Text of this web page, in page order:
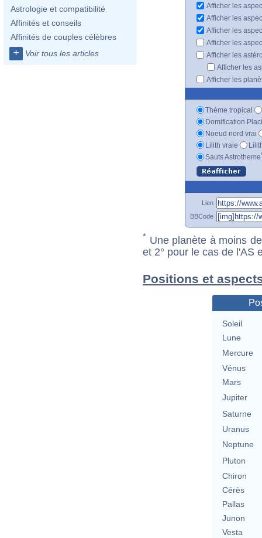
Astrologie et compatibilité
Affinités et conseils
Affinités de couples célèbres
+ Voir tous les articles
Afficher les
Afficher les
Afficher les
Afficher les
Afficher les
Afficher les
Afficher les
Thème tropical
Domification
Noeud nord vrai
Lilith vraie
Sauts Astrotheme
Lien
BBCode
* Une planète à moins
et 2° pour le cas de l'AS
Positions et
Soleil
Lune
Mercure
Vénus
Mars
Jupiter
Saturne
Uranus
Neptune
Pluton
Chiron
Cérès
Pallas
Junon
Vesta